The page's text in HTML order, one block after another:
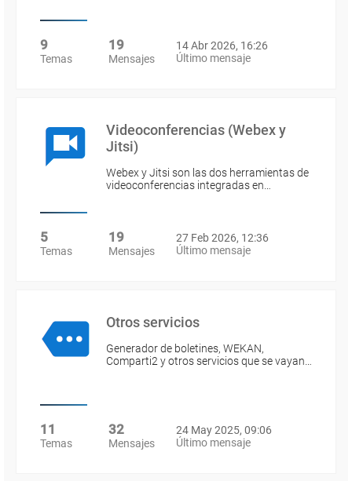
9
Temas
19
Mensajes
14 Abr 2026, 16:26
Último mensaje
Videoconferencias (Webex y
Jitsi)
Webex y Jitsi son las dos herramientas de
videoconferencias integradas en…
5
Temas
19
Mensajes
27 Feb 2026, 12:36
Último mensaje
Otros servicios
Generador de boletines, WEKAN,
Comparti2 y otros servicios que se vayan…
11
Temas
32
Mensajes
24 May 2025, 09:06
Último mensaje